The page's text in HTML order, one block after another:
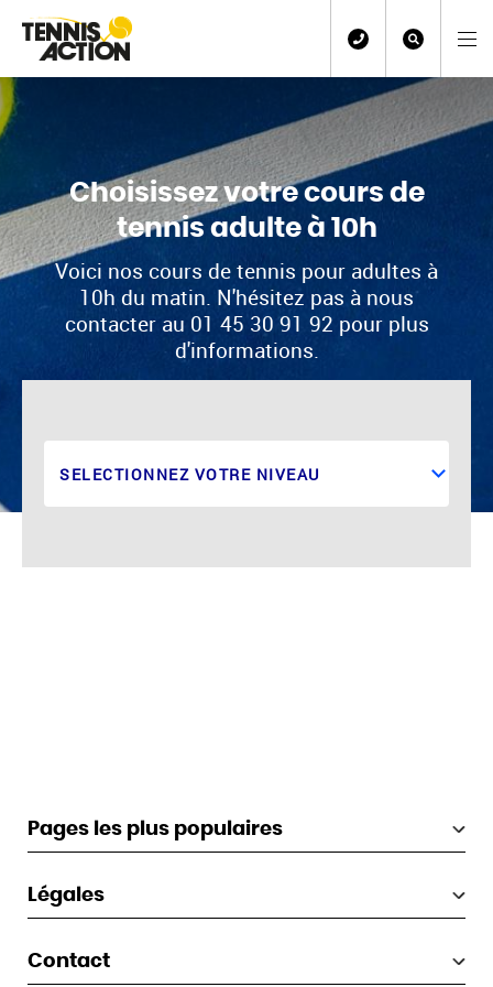
Choisissez votre cours de
tennis adulte à 10h
Voici nos cours de tennis pour adultes à
10h du matin. N'hésitez pas à nous
contacter au 01 45 30 91 92 pour plus
d'informations.
Pages les plus populaires
Légales
Contact